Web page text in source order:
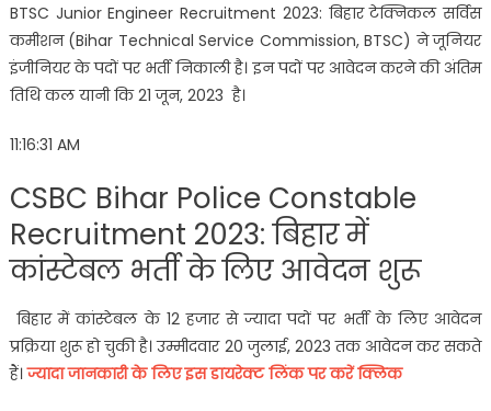
BTSC Junior Engineer Recruitment 2023: बिहार टेक्निकल सर्विस
कमीशन (Bihar Technical Service Commission, BTSC) ने जूनियर
इंजीनियर के पदों पर भर्ती निकाली है। इन पदों पर आवेदन करने की अंतिम
तिथि कल यानी कि 21 जून, 2023 है।
11:16:31 AM
CSBC Bihar Police Constable
Recruitment 2023: बिहार में
कांस्टेबल भर्ती के लिए आवेदन शुरू
बिहार में कांस्टेबल के 12 हजार से ज्यादा पदों पर भर्ती के लिए आवेदन
प्रक्रिया शुरू हो चुकी है। उम्मीदवार 20 जुलाई, 2023 तक आवेदन कर सकते
हैं।ज्यादा जानकारी के लिए इस डायरेक्ट लिंक पर करें क्लिक